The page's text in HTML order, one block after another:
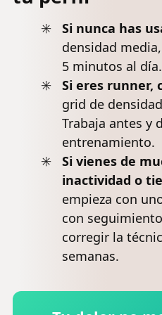
profundo,
ejercicio de
recuperación
muscular
Si nunca has
densidad
5 minutos al día.
Si eres runner,
grid de
Trabaja antes y
entrenamiento.
Si vienes de
inactividad o
empieza con
con
corregir la
semanas.